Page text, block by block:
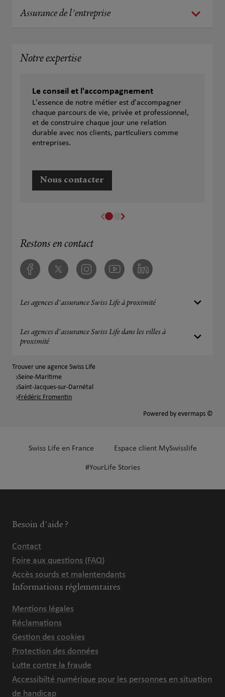
Assurance de l'entreprise
Notre expertise
Le conseil et l'accompagnement
L'essence de notre métier est d'accompagner
chaque parcours de vie, privée et professionnel,
et de construire chaque jour une relation
durable avec nos clients, particuliers comme
entreprises.
Nous contacter
Restons en contact
FacebookTwitter InstagramYoutube Linkedin
Les agences d'assurance Swiss Life à proximité
Les agences d'assurance Swiss Life dans les villes à
proximité
Trouver une agence Swiss Life
Seine-Maritime
Saint-Jacques-sur-Darnétal
Frédéric Fromentin
Powered by evermaps ©
Swiss Life en France Espace client MySwisslife
#YourLife Stories
Besoin d'aide ?
Contact
Foire aux questions (FAQ)
Accès sourds et malentendants
Informations réglementaires
Mentions légales
Réclamations
Gestion des cookies
Protection des données
Lutte contre la fraude
Accessibilté numérique pour les personnes en situation
de handicap